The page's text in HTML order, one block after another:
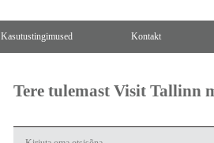
Kasutustingimused Kontakt
Tere tulemast Visit Tallinn